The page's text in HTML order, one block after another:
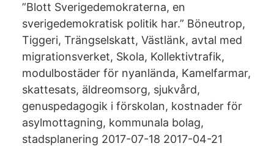
”Blott Sverigedemokraterna, en
sverigedemokratisk politik har.” Böneutrop,
Tiggeri, Trängselskatt, Västlänk, avtal med
migrationsverket, Skola, Kollektivtrafik,
modulbostäder för nyanlända, Kamelfarmar,
skattesats, äldreomsorg, sjukvård,
genuspedagogik i förskolan, kostnader för
asylmottagning, kommunala bolag,
stadsplanering 2017-07-18 2017-04-21